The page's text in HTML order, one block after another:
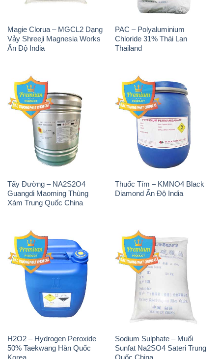
Magie Clorua – MGCL2 Dạng
Vảy Shreeji Magnesia Works
Ấn Độ India
PAC – Polyaluminium
Chloride 31% Thái Lan
Thailand
Tẩy Đường – NA2S2O4
Guangdi Maoming Thùng
Xám Trung Quốc China
Thuốc Tím – KMNO4 Black
Diamond Ấn Độ India
H2O2 – Hydrogen Peroxide
50% Taekwang Hàn Quốc
Korea
Sodium Sulphate – Muối
Sunfat Na2SO4 Sateri Trung
Quốc China